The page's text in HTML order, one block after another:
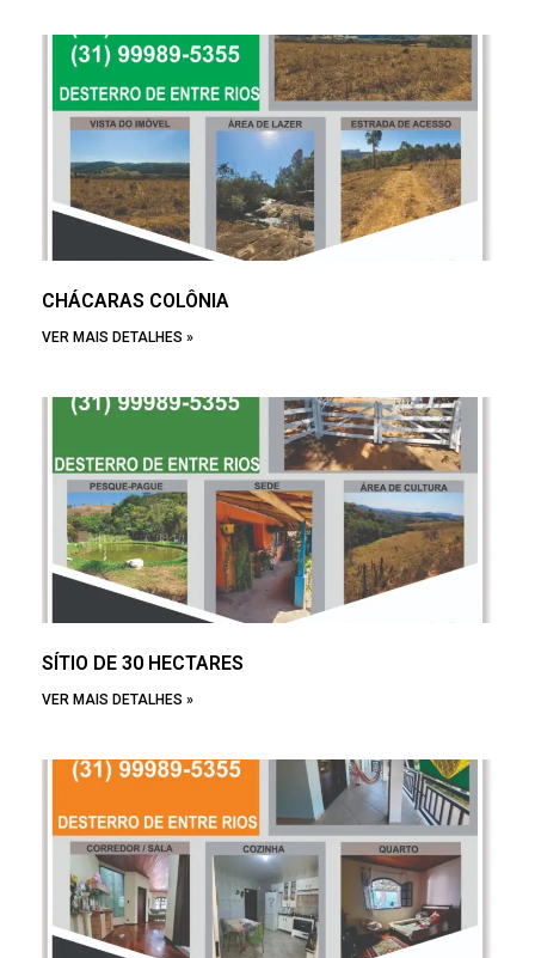
CHÁCARAS COLÔNIA
VER MAIS DETALHES »
SÍTIO DE 30 HECTARES
VER MAIS DETALHES »